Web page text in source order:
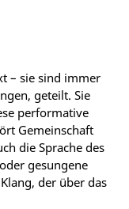
– sie sind immer
geteilt. Sie
performative
Gemeinschaft
die Sprache des
gesungene
der über das